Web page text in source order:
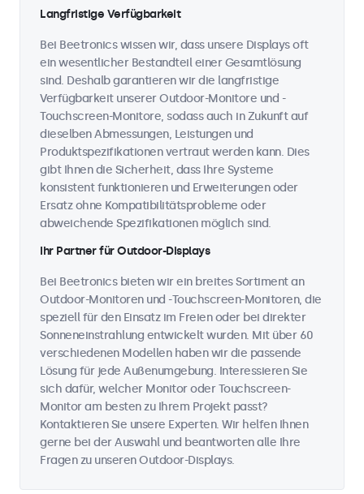
Langfristige Verfügbarkeit
Bei Beetronics wissen wir, dass unsere Displays oft
ein wesentlicher Bestandteil einer Gesamtlösung
sind. Deshalb garantieren wir die langfristige
Verfügbarkeit unserer Outdoor-Monitore und -
Touchscreen-Monitore, sodass auch in Zukunft auf
dieselben Abmessungen, Leistungen und
Produktspezifikationen vertraut werden kann. Dies
gibt Ihnen die Sicherheit, dass Ihre Systeme
konsistent funktionieren und Erweiterungen oder
Ersatz ohne Kompatibilitätsprobleme oder
abweichende Spezifikationen möglich sind.
Ihr Partner für Outdoor-Displays
Bei Beetronics bieten wir ein breites Sortiment an
Outdoor-Monitoren und -Touchscreen-Monitoren, die
speziell für den Einsatz im Freien oder bei direkter
Sonneneinstrahlung entwickelt wurden. Mit über 60
verschiedenen Modellen haben wir die passende
Lösung für jede Außenumgebung. Interessieren Sie
sich dafür, welcher Monitor oder Touchscreen-
Monitor am besten zu Ihrem Projekt passt?
Kontaktieren Sie unsere Experten. Wir helfen Ihnen
gerne bei der Auswahl und beantworten alle Ihre
Fragen zu unseren Outdoor-Displays.